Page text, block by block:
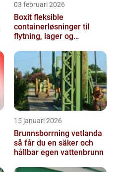
03 februari 2026
Boxit fleksible
containerløsninger til
flytning, lager og
15 januari 2026
Brunnsborrning vetlanda
så får du en säker och
hållbar egen vattenbrunn